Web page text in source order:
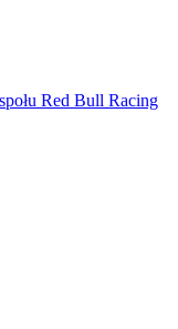
Red Bull Racing